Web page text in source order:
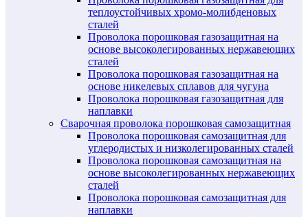
теплоустойчивых хромо-молибденовых
сталей
Проволока порошковая газозащитная на
основе высоколегированных нержавеющих
сталей
Проволока порошковая газозащитная на
основе никелевых сплавов для чугуна
Проволока порошковая газозащитная для
наплавки
Сварочная проволока порошковая самозащитная
Проволока порошковая самозащитная для
углеродистых и низколегированных сталей
Проволока порошковая самозащитная на
основе высоколегированных нержавеющих
сталей
Проволока порошковая самозащитная для
наплавки